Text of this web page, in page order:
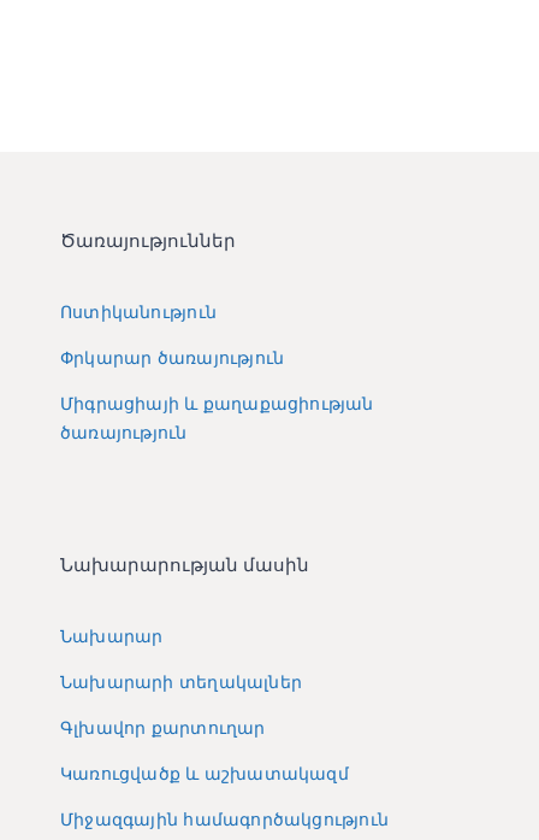
Ծառայություններ
Ոստիկանություն
Փրկարար ծառայություն
Միգրացիայի և քաղաքացիության
ծառայություն
Նախարարության մասին
Նախարար
Նախարարի տեղակալներ
Գլխավոր քարտուղար
Կառուցվածք և աշխատակազմ
Միջազգային համագործակցություն